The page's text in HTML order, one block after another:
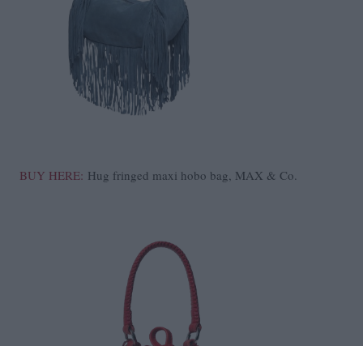
BUY HERE: Hug fringed maxi hobo bag, MAX & Co.